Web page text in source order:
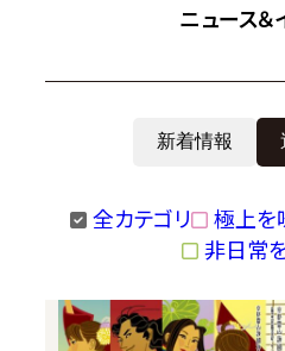
ニュース＆
新着情報
全カテゴリ 極上を
非日常